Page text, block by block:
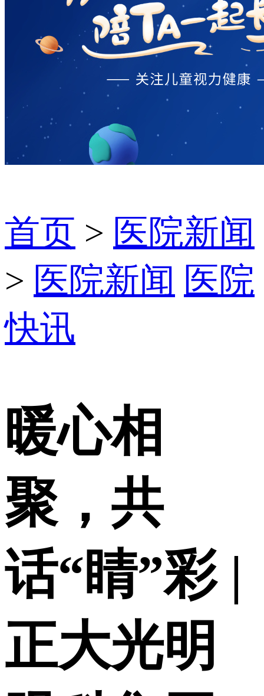
首页 > 医院新闻
> 医院新闻 医院
快讯
暖心相
聚，共
话“睛”彩 |
正大光明